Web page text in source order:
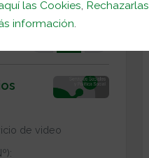
las Cookies Rechazarlas
información
de video